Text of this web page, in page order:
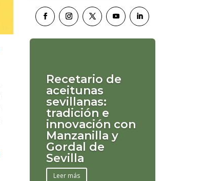
Recetario de
aceitunas
sevillanas:
tradición e
innovación con
Manzanilla y
Gordal de
Sevilla
Leer más